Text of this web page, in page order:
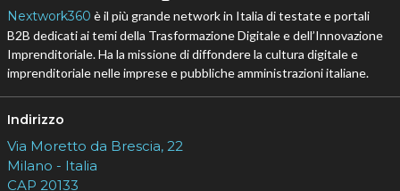
Nextwork360 è il più grande network in Italia di testate e portali
B2B dedicati ai temi della Trasformazione Digitale e dell’Innovazione
Imprenditoriale. Ha la missione di diffondere la cultura digitale e
imprenditoriale nelle imprese e pubbliche amministrazioni italiane.
Indirizzo
Via Moretto da Brescia, 22
Milano - Italia
CAP 20133